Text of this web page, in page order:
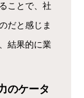
ことで、社
だと感じま
結果的に業
のケータ